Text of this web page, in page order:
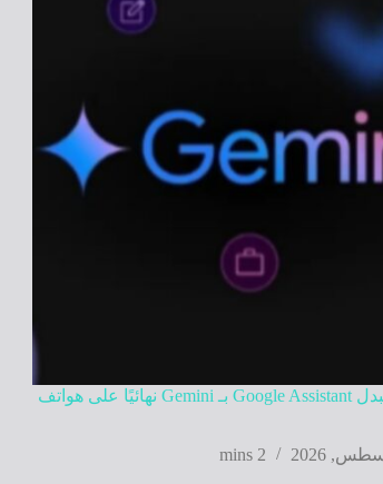
جوجل تستبدل Google Assistant بـ Gemini نهائيًا على هواتف
2 mins